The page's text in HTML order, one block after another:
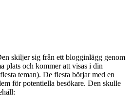
skiljer sig från ett blogginlägg genom
plats och kommer att visas i din
teman). De flesta börjar med en
för potentiella besökare. Den skulle